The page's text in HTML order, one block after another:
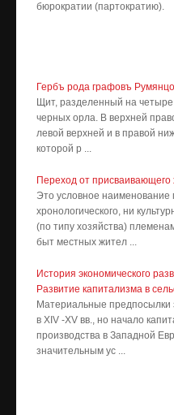
бюрократии (партократию).
Гербъ рода графовъ
Щит, разделенный на
черных орла. В верхней
левой вер­хней и в правой
которой р ...
Переход от
Это условное наименование
хронологического, ни
(по типу хозяйства)
быт местных жител ...
История экономического
Развитие капитализма в
Материальные предпосылки
в XIV -XV вв., но начало
производства в Западной
значительным ус ...